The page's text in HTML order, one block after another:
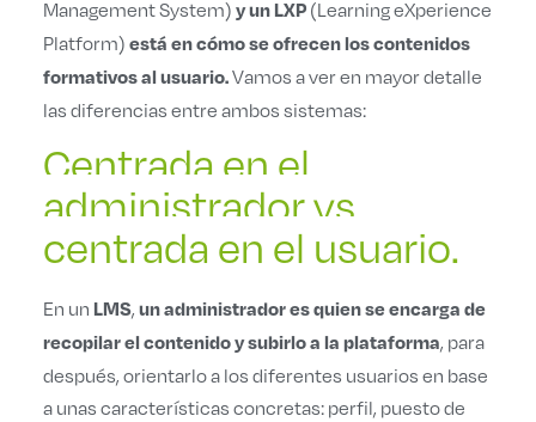
Management System)y un LXP (Learning eXperience
Platform)está en cómo se ofrecen los contenidos
formativos al usuario.Vamos a ver en mayor detalle
las diferencias entre ambos sistemas:
Centrada en el
administrador vs.
centrada en el usuario.
En un LMS,un administrador es quien se encarga de
recopilar el contenido y subirlo a la plataforma, para
después, orientarlo a los diferentes usuarios en base
a unas características concretas: perfil, puesto de